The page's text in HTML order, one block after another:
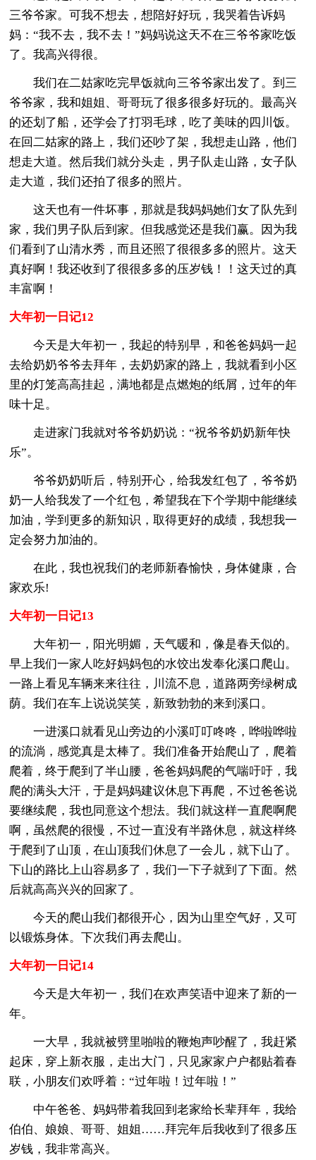
三爷爷家。可我不想去，想陪好好玩，我哭着告诉妈
妈：“我不去，我不去！”妈妈说这天不在三爷爷家吃饭
了。我高兴得很。
我们在二姑家吃完早饭就向三爷爷家出发了。到三
爷爷家，我和姐姐、哥哥玩了很多很多好玩的。最高兴
的还划了船，还学会了打羽毛球，吃了美味的四川饭。
在回二姑家的路上，我们还吵了架，我想走山路，他们
想走大道。然后我们就分头走，男子队走山路，女子队
走大道，我们还拍了很多的照片。
这天也有一件坏事，那就是我妈妈她们女了队先到
家，我们男子队后到家。但我感觉还是我们赢。因为我
们看到了山清水秀，而且还照了很很多多的照片。这天
真好啊！我还收到了很很多多的压岁钱！！这天过的真
丰富啊！
大年初一日记12
今天是大年初一，我起的特别早，和爸爸妈妈一起
去给奶奶爷爷去拜年，去奶奶家的路上，我就看到小区
里的灯笼高高挂起，满地都是点燃炮的纸屑，过年的年
味十足。
走进家门我就对爷爷奶奶说：“祝爷爷奶奶新年快
乐”。
爷爷奶奶听后，特别开心，给我发红包了，爷爷奶
奶一人给我发了一个红包，希望我在下个学期中能继续
加油，学到更多的新知识，取得更好的成绩，我想我一
定会努力加油的。
在此，我也祝我们的老师新春愉快，身体健康，合
家欢乐!
大年初一日记13
大年初一，阳光明媚，天气暖和，像是春天似的。
早上我们一家人吃好妈妈包的水饺出发奉化溪口爬山。
一路上看见车辆来来往往，川流不息，道路两旁绿树成
荫。我们在车上说说笑笑，新致勃勃的来到溪口。
一进溪口就看见山旁边的小溪叮叮咚咚，哗啦哗啦
的流淌，感觉真是太棒了。我们准备开始爬山了，爬着
爬着，终于爬到了半山腰，爸爸妈妈爬的气喘吁吁，我
爬的满头大汗，于是妈妈建议休息下再爬，不过爸爸说
要继续爬，我也同意这个想法。我们就这样一直爬啊爬
啊，虽然爬的很慢，不过一直没有半路休息，就这样终
于爬到了山顶，在山顶我们休息了一会儿，就下山了。
下山的路比上山容易多了，我们一下子就到了下面。然
后就高高兴兴的回家了。
今天的爬山我们都很开心，因为山里空气好，又可
以锻炼身体。下次我们再去爬山。
大年初一日记14
今天是大年初一，我们在欢声笑语中迎来了新的一
年。
一大早，我就被劈里啪啦的鞭炮声吵醒了，我赶紧
起床，穿上新衣服，走出大门，只见家家户户都贴着春
联，小朋友们欢呼着：“过年啦！过年啦！”
中午爸爸、妈妈带着我回到老家给长辈拜年，我给
伯伯、娘娘、哥哥、姐姐……拜完年后我收到了很多压
岁钱，我非常高兴。